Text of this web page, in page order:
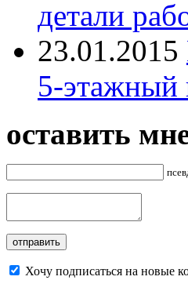
детали
23.01.2015
5-этажный
оставить
Хочу подписаться на новые